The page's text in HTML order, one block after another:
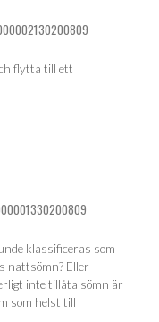
flytta till ett
klassificeras som
nattsömn? Eller
inte tillåta sömn är
som helst till